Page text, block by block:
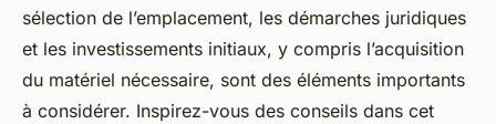
sélection de l’emplacement, les démarches juridiques
et les investissements initiaux, y compris l’acquisition
du matériel nécessaire, sont des éléments importants
à considérer. Inspirez-vous des conseils dans cet